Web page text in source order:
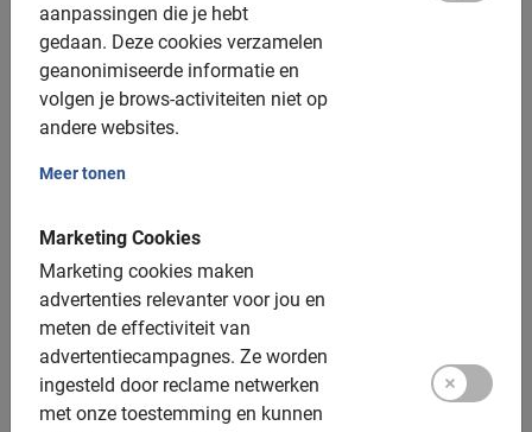
aanpassingen die je hebt
gedaan. Deze cookies verzamelen
geanonimiseerde informatie en
volgen je brows-activiteiten niet op
andere websites.
Meer tonen
Marketing Cookies
Marketing cookies maken
advertenties relevanter voor jou en
meten de effectiviteit van
advertentiecampagnes. Ze worden
ingesteld door reclame netwerken
met onze toestemming en kunnen
Dit is wat onze klanten leuk vinden
Malaga Fietstour
de stad en goede en duidelijke
M.J.H. Maathuis-Elferink
28 juli 2026